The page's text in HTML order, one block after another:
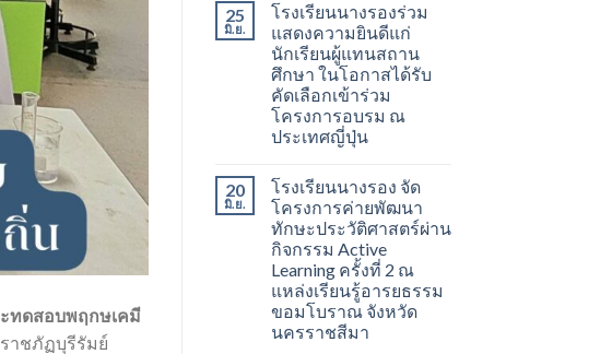
ทดสอบพฤกษเคมี
าชภัฏบุรีรัมย์
25
มิ.ย.
โรงเรียนนางรองร่วม
แสดงความยินดีแก่
นักเรียนผู้แทนสถาน
ศึกษา ในโอกาสได้รับ
คัดเลือกเข้าร่วม
โครงการอบรม ณ
ประเทศญี่ปุ่น
20
มิ.ย.
โรงเรียนนางรอง จัด
โครงการค่ายพัฒนา
ทักษะประวัติศาสตร์ผ่าน
กิจกรรม Active
Learning ครั้งที่ 2 ณ
แหล่งเรียนรู้อารยธรรม
ขอมโบราณ จังหวัด
นครราชสีมา